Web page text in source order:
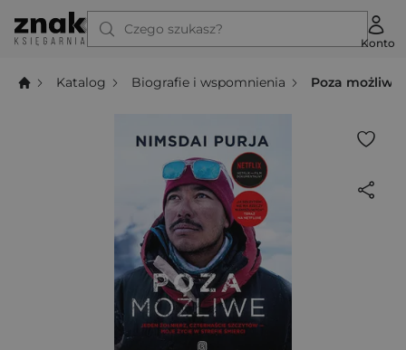
Czego szukasz?
Konto
Katalog Biografie i wspomnienia Poza